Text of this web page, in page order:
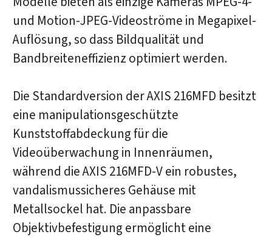
und Motion-JPEG-Videoströme in Megapixel-
Auflösung, so dass Bildqualität und
Bandbreiteneffizienz optimiert werden.
Die Standardversion der AXIS 216MFD besitzt
eine manipulationsgeschützte
Kunststoffabdeckung für die
Videoüberwachung in Innenräumen,
während die AXIS 216MFD-V ein robustes,
vandalismussicheres Gehäuse mit
Metallsockel hat. Die anpassbare
Objektivbefestigung ermöglicht eine